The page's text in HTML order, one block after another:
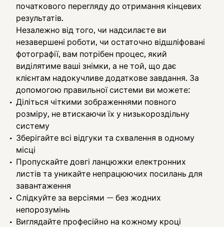
початкового перегляду до отримання кінцевих
результатів.
Незалежно від того, чи надсилаєте ви
незавершені роботи, чи остаточно відшліфовані
фотографії, вам потрібен процес, який
виділятиме ваші знімки, а не той, що дає
клієнтам надокучливе додаткове завдання. За
допомогою правильної системи ви можете:
Діліться чіткими зображеннями повного
розміру, не втискаючи їх у низькороздільну
систему
Зберігайте всі відгуки та схвалення в одному
місці
Пропускайте довгі ланцюжки електронних
листів та уникайте непрацюючих посилань для
завантаження
Слідкуйте за версіями — без жодних
непорозумінь
Виглядайте професійно на кожному кроці